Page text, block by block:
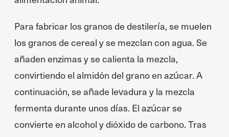
Para fabricar los granos de destilería, se muelen
los granos de cereal y se mezclan con agua. Se
añaden enzimas y se calienta la mezcla,
convirtiendo el almidón del grano en azúcar. A
continuación, se añade levadura y la mezcla
fermenta durante unos días. El azúcar se
convierte en alcohol y dióxido de carbono. Tras